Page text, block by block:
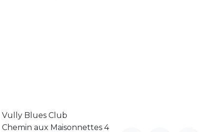
Vully Blues Club
Chemin aux Maisonnettes 4